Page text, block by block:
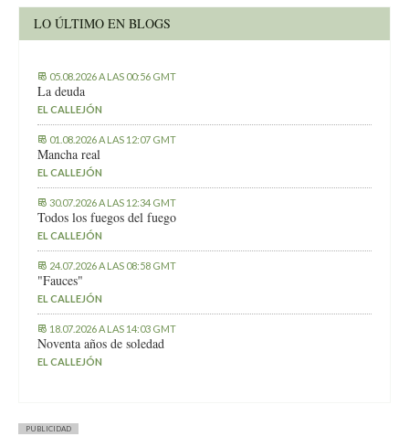
LO ÚLTIMO EN BLOGS
05.08.2026 A LAS 00:56 GMT
La deuda
EL CALLEJÓN
01.08.2026 A LAS 12:07 GMT
Mancha real
EL CALLEJÓN
30.07.2026 A LAS 12:34 GMT
Todos los fuegos del fuego
EL CALLEJÓN
24.07.2026 A LAS 08:58 GMT
"Fauces"
EL CALLEJÓN
18.07.2026 A LAS 14:03 GMT
Noventa años de soledad
EL CALLEJÓN
PUBLICIDAD